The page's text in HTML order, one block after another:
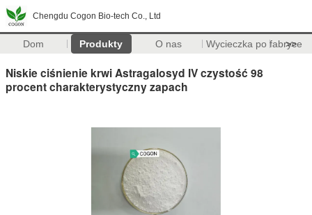
Chengdu Cogon Bio-tech Co., Ltd
Dom Produkty O nas Wycieczka po fabryce
>>
Niskie ciśnienie krwi Astragalosyd IV czystość 98
procent charakterystyczny zapach